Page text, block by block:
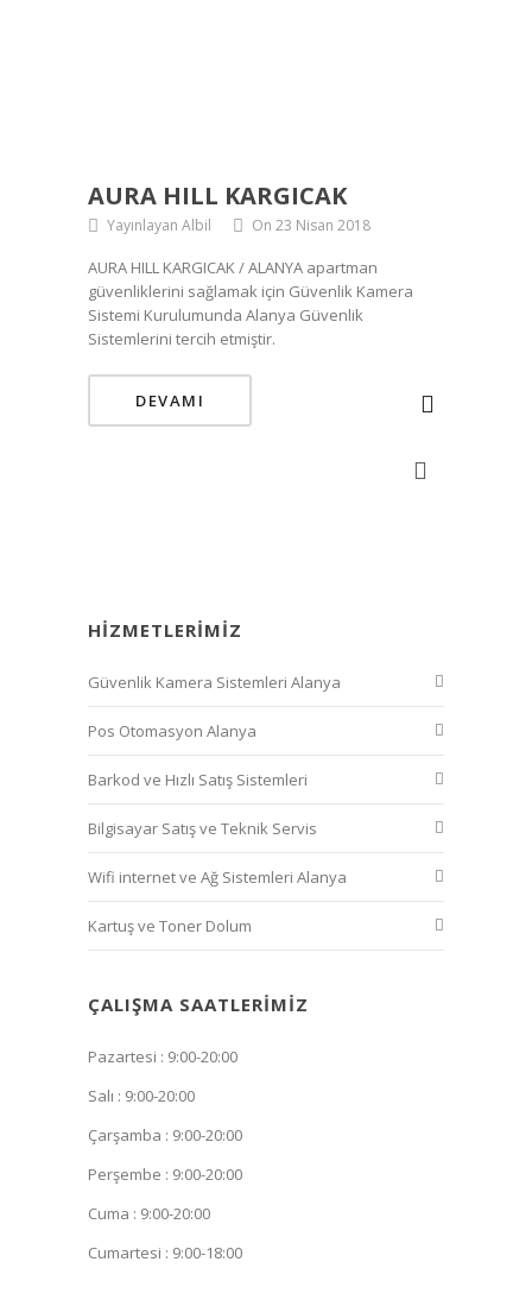
AURA HILL KARGICAK
Yayınlayan Albil On 23 Nisan 2018
AURA HILL KARGICAK / ALANYA apartman
güvenliklerini sağlamak için Güvenlik Kamera
Sistemi Kurulumunda Alanya Güvenlik
Sistemlerini tercih etmiştir.
DEVAMI
HIZMETLERIMIZ
Güvenlik Kamera Sistemleri Alanya
Pos Otomasyon Alanya
Barkod ve Hızlı Satış Sistemleri
Bilgisayar Satış ve Teknik Servis
Wifi internet ve Ağ Sistemleri Alanya
Kartuş ve Toner Dolum
ÇALIŞMA SAATLERIMIZ
Pazartesi : 9:00-20:00
Salı : 9:00-20:00
Çarşamba : 9:00-20:00
Perşembe : 9:00-20:00
Cuma : 9:00-20:00
Cumartesi : 9:00-18:00